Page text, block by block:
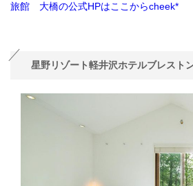
旅館 大橋の公式HPはここからcheek*
星野リゾート軽井沢ホテルブレスト